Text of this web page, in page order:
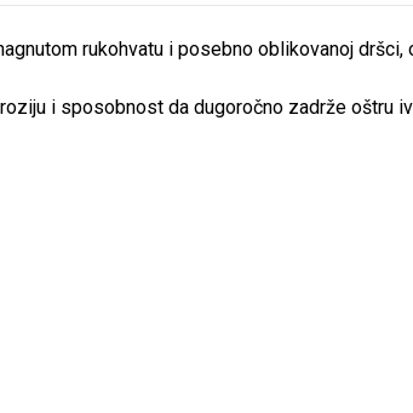
rukohvatu i posebno oblikovanoj dršci,
i sposobnost da dugoročno zadrže oštru